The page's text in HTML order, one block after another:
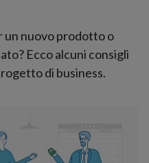
un nuovo prodotto o
Ecco alcuni consigli
di business.